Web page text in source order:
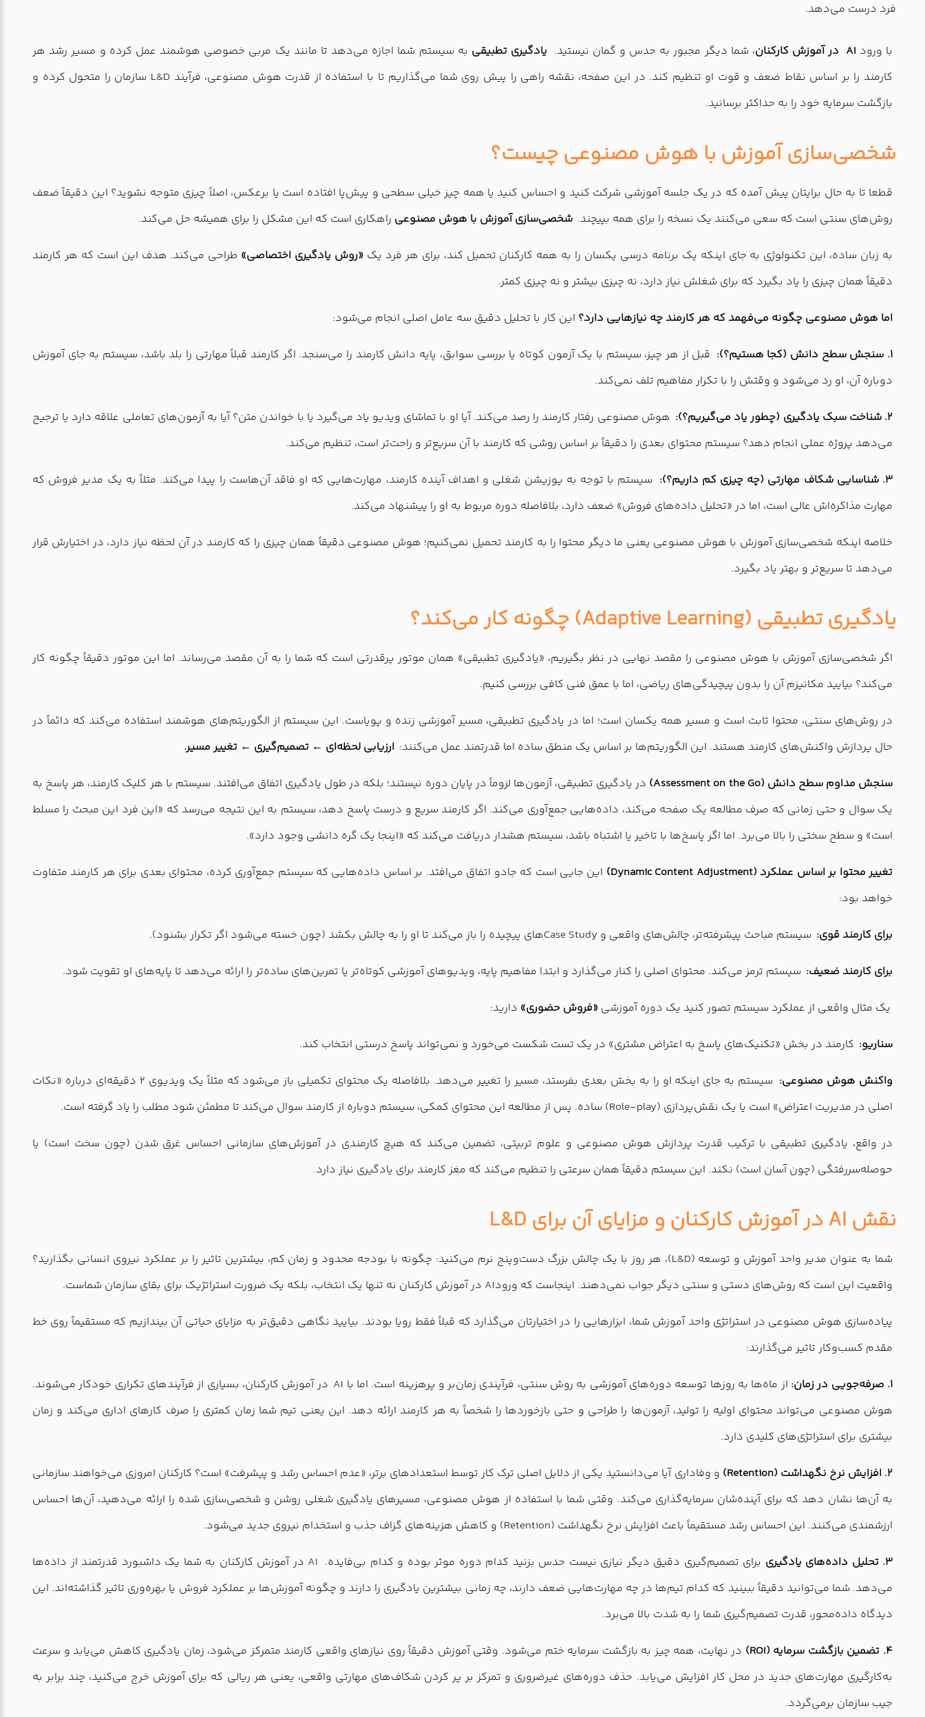
فرد درست می‌دهد.
با ورود AI در آموزش کارکنان ، شما دیگر مجبور به حدس و گمان نیستید. یادگیری تطبیقی به سیستم شما اجازه می‌دهد تا مانند یک مربی خصوصی هوشمند عمل کرده و مسیر رشد هر
کارمند را بر اساس نقاط ضعف و قوت او تنظیم کند. در این صفحه، نقشه راهی را پیش روی شما می‌گذاریم تا با استفاده از قدرت هوش مصنوعی، فرآیند L&D سازمان را متحول کرده و
بازگشت سرمایه خود را به حداکثر برسانید.
شخصی‌سازی آموزش با هوش مصنوعی چیست؟
قطعا تا به حال برایتان پیش آمده که در یک جلسه آموزشی شرکت کنید و احساس کنید یا همه چیز خیلی سطحی و پیش‌پا افتاده است یا برعکس، اصلاً چیزی متوجه نشوید؟ این دقیقاً ضعف
روش‌های سنتی است که سعی می‌کنند یک نسخه را برای همه بپیچند. شخصی‌سازی آموزش با هوش مصنوعی راهکاری است که این مشکل را برای همیشه حل می‌کند.
به زبان ساده، این تکنولوژی به جای اینکه یک برنامه درسی یکسان را به همه کارکنان تحمیل کند، برای هر فرد یک «روش یادگیری اختصاصی» طراحی می‌کند. هدف این است که هر کارمند
دقیقاً همان چیزی را یاد بگیرد که برای شغلش نیاز دارد، نه چیزی بیشتر و نه چیزی کمتر.
اما هوش مصنوعی چگونه می‌فهمد که هر کارمند چه نیازهایی دارد؟ این کار با تحلیل دقیق سه عامل اصلی انجام می‌شود:
۱. سنجش سطح دانش (کجا هستیم؟):
قبل از هر چیز، سیستم با یک آزمون کوتاه یا بررسی سوابق، پایه دانش کارمند را می‌سنجد. اگر کارمند قبلاً مهارتی را بلد باشد، سیستم به جای آموزش
دوباره آن، او رد می‌شود و وقتش را با تکرار مفاهیم تلف نمی‌کند.
۲. شناخت سبک یادگیری (چطور یاد می‌گیریم؟):
هوش مصنوعی رفتار کارمند را رصد می‌کند. آیا او با تماشای ویدیو یاد می‌گیرد یا با خواندن متن؟ آیا به آزمون‌های تعاملی علاقه دارد یا ترجیح
می‌دهد پروژه عملی انجام دهد؟ سیستم محتوای بعدی را دقیقاً بر اساس روشی که کارمند با آن سریع‌تر و راحت‌تر است، تنظیم می‌کند.
۳. شناسایی شکاف مهارتی (چه چیزی کم داریم؟):
سیستم با توجه به پوزیشن شغلی و اهداف آینده کارمند، مهارت‌هایی که او فاقد آن‌هاست را پیدا می‌کند. مثلاً به یک مدیر فروش که
مهارت مذاکره‌اش عالی است، اما در «تحلیل داده‌های فروش» ضعف دارد، بلافاصله دوره مربوط به او را پیشنهاد می‌کند.
خلاصه اینکه شخصی‌سازی آموزش با هوش مصنوعی یعنی ما دیگر محتوا را به کارمند تحمیل نمی‌کنیم؛ هوش مصنوعی دقیقاً همان چیزی را که کارمند در آن لحظه نیاز دارد، در اختیارش قرار
می‌دهد تا سریع‌تر و بهتر یاد بگیرد.
یادگیری تطبیقی (Adaptive Learning) چگونه کار می‌کند؟
اگر شخصی‌سازی آموزش با هوش مصنوعی را مقصد نهایی در نظر بگیریم، «یادگیری تطبیقی» همان موتور پرقدرتی است که شما را به آن مقصد می‌رساند. اما این موتور دقیقاً چگونه کار
می‌کند؟ بیایید مکانیزم آن را بدون پیچیدگی‌های ریاضی، اما با عمق فنی کافی بررسی کنیم.
در روش‌های سنتی، محتوا ثابت است و مسیر همه یکسان است؛ اما در یادگیری تطبیقی، مسیر آموزشی زنده و پویاست. این سیستم از الگوریتم‌های هوشمند استفاده می‌کند که دائماً در
حال پردازش واکنش‌های کارمند هستند. این الگوریتم‌ها بر اساس یک منطق ساده اما قدرتمند عمل می‌کنند: ارزیابی لحظه‌ای ← تصمیم‌گیری ← تغییر مسیر.
سنجش مداوم سطح دانش (Assessment on the Go)
در یادگیری تطبیقی، آزمون‌ها لزوماً در پایان دوره نیستند؛ بلکه در طول یادگیری اتفاق می‌افتند. سیستم با هر کلیک کارمند، هر پاسخ به
یک سوال و حتی زمانی که صرف مطالعه یک صفحه می‌کند، داده‌هایی جمع‌آوری می‌کند. اگر کارمند سریع و درست پاسخ دهد، سیستم به این نتیجه می‌رسد که «این فرد این مبحث را مسلط
است» و سطح سختی را بالا می‌برد. اما اگر پاسخ‌ها با تاخیر یا اشتباه باشد، سیستم هشدار دریافت می‌کند که «اینجا یک گره دانشی وجود دارد».
تغییر محتوا بر اساس عملکرد (Dynamic Content Adjustment)
این جایی است که جادو اتفاق می‌افتد. بر اساس داده‌هایی که سیستم جمع‌آوری کرده، محتوای بعدی برای هر کارمند متفاوت
خواهد بود:
برای کارمند قوی: سیستم مباحث پیشرفته‌تر، چالش‌های واقعی و Case Study‌های پیچیده را باز می‌کند تا او را به چالش بکشد (چون خسته می‌شود اگر تکرار بشنود).
برای کارمند ضعیف: سیستم ترمز می‌کند. محتوای اصلی را کنار می‌گذارد و ابتدا مفاهیم پایه، ویدیوهای آموزشی کوتاه‌تر یا تمرین‌های ساده‌تر را ارائه می‌دهد تا پایه‌های او تقویت شود.
یک مثال واقعی از عملکرد سیستم تصور کنید یک دوره آموزشی «فروش حضوری» دارید:
سناریو: کارمند در بخش «تکنیک‌های پاسخ به اعتراض مشتری» در یک تست شکست می‌خورد و نمی‌تواند پاسخ درستی انتخاب کند.
واکنش هوش مصنوعی:
سیستم به جای اینکه او را به بخش بعدی بفرستد، مسیر را تغییر می‌دهد. بلافاصله یک محتوای تکمیلی باز می‌شود که مثلاً یک ویدیوی ۲ دقیقه‌ای درباره «نکات
اصلی در مدیریت اعتراض» است یا یک نقش‌پردازی (Role-play) ساده. پس از مطالعه این محتوای کمکی، سیستم دوباره از کارمند سوال می‌کند تا مطمئن شود مطلب را یاد گرفته است.
در واقع، یادگیری تطبیقی با ترکیب قدرت پردازش هوش مصنوعی و علوم تربیتی، تضمین می‌کند که هیچ کارمندی در آموزش‌های سازمانی احساس غرق شدن (چون سخت است) یا
حوصله‌سررفتگی (چون آسان است) نکند. این سیستم دقیقاً همان سرعتی را تنظیم می‌کند که مغز کارمند برای یادگیری نیاز دارد.
نقش AI در آموزش کارکنان و مزایای آن برای L&D
شما به عنوان مدیر واحد آموزش و توسعه (L&D)، هر روز با یک چالش بزرگ دست‌وپنج نرم می‌کنید: چگونه با بودجه محدود و زمان کم، بیشترین تاثیر را بر عملکرد نیروی انسانی بگذارید؟
واقعیت این است که روش‌های دستی و سنتی دیگر جواب نمی‌دهند. اینجاست که ورودAI در آموزش کارکنان نه تنها یک انتخاب، بلکه یک ضرورت استراتژیک برای بقای سازمان شماست.
پیاده‌سازی هوش مصنوعی در استراتژی واحد آموزش شما، ابزارهایی را در اختیارتان می‌گذارد که قبلاً فقط رویا بودند. بیایید نگاهی دقیق‌تر به مزایای حیاتی آن بیندازیم که مستقیماً روی خط
مقدم کسب‌وکار تاثیر می‌گذارند:
۱. صرفه‌جویی در زمان:
از ماه‌ها به روزها توسعه دوره‌های آموزشی به روش سنتی، فرآیندی زمان‌بر و پرهزینه است. اما با AI در آموزش کارکنان، بسیاری از فرآیندهای تکراری خودکار می‌شوند.
هوش مصنوعی می‌تواند محتوای اولیه را تولید، آزمون‌ها را طراحی و حتی بازخوردها را شخصاً به هر کارمند ارائه دهد. این یعنی تیم شما زمان کمتری را صرف کارهای اداری می‌کند و زمان
بیشتری برای استراتژی‌های کلیدی دارد.
۲. افزایش نرخ نگهداشت (Retention)
و وفاداری آیا می‌دانستید یکی از دلایل اصلی ترک کار توسط استعدادهای برتر، «عدم احساس رشد و پیشرفت» است؟ کارکنان امروزی می‌خواهند سازمانی
به آن‌ها نشان دهد که برای آینده‌شان سرمایه‌گذاری می‌کند. وقتی شما با استفاده از هوش مصنوعی، مسیرهای یادگیری شغلی روشن و شخصی‌سازی شده را ارائه می‌دهید، آن‌ها احساس
ارزشمندی می‌کنند. این احساس رشد مستقیماً باعث افزایش نرخ نگهداشت (Retention) و کاهش هزینه‌های گزاف جذب و استخدام نیروی جدید می‌شود.
۳. تحلیل داده‌های یادگیری
برای تصمیم‌گیری دقیق دیگر نیازی نیست حدس بزنید کدام دوره موثر بوده و کدام بی‌فایده. AI در آموزش کارکنان به شما یک داشبورد قدرتمند از داده‌ها
می‌دهد. شما می‌توانید دقیقاً ببینید که کدام تیم‌ها در چه مهارت‌هایی ضعف دارند، چه زمانی بیشترین یادگیری را دارند و چگونه آموزش‌ها بر عملکرد فروش یا بهره‌وری تاثیر گذاشته‌اند. این
دیدگاه داده‌محور، قدرت تصمیم‌گیری شما را به شدت بالا می‌برد.
۴. تضمین بازگشت سرمایه (ROI)
در نهایت، همه چیز به بازگشت سرمایه ختم می‌شود. وقتی آموزش دقیقاً روی نیازهای واقعی کارمند متمرکز می‌شود، زمان یادگیری کاهش می‌یابد و سرعت
به‌کارگیری مهارت‌های جدید در محل کار افزایش می‌یابد. حذف دوره‌های غیرضروری و تمرکز بر پر کردن شکاف‌های مهارتی واقعی، یعنی هر ریالی که برای آموزش خرج می‌کنید، چند برابر به
جیب سازمان برمی‌گردد.